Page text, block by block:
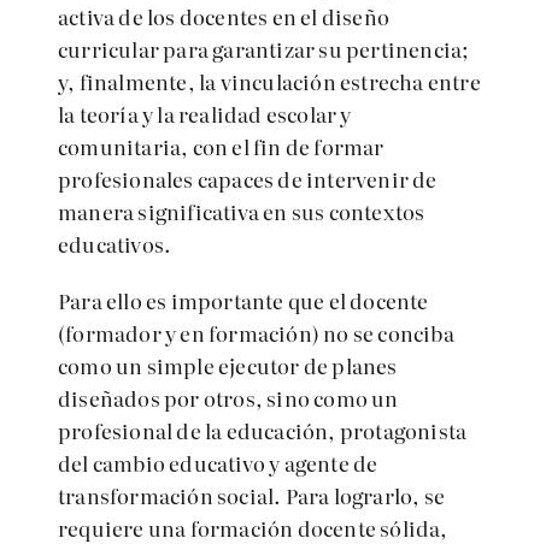
activa de los docentes en el diseño
curricular para garantizar su pertinencia;
y, finalmente, la vinculación estrecha entre
la teoría y la realidad escolar y
comunitaria, con el fin de formar
profesionales capaces de intervenir de
manera significativa en sus contextos
educativos.
Para ello es importante que el docente
(formador y en formación) no se conciba
como un simple ejecutor de planes
diseñados por otros, sino como un
profesional de la educación, protagonista
del cambio educativo y agente de
transformación social. Para lograrlo, se
requiere una formación docente sólida,